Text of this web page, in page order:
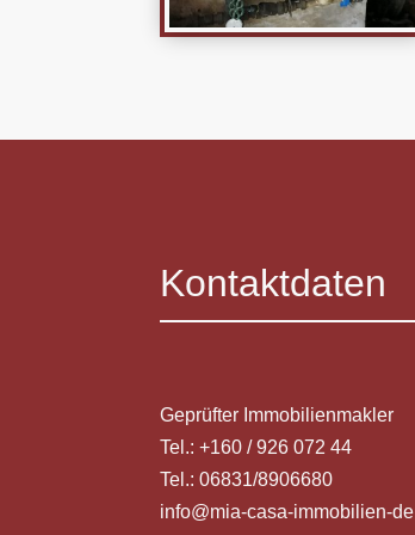
Kontaktdaten
Geprüfter Immobilienmakler
Tel.: +160 / 926 072 44
Tel.: 06831/8906680
info@mia-casa-immobilien-de